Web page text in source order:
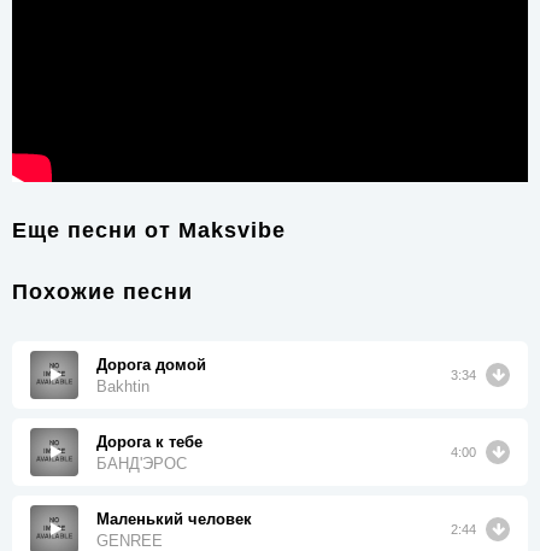
Еще песни от Maksvibe
Похожие песни
Дорога домой
Bakhtin
3:34
Дорога к тебе
БАНД'ЭРОС
4:00
Маленький человек
GENREE
2:44